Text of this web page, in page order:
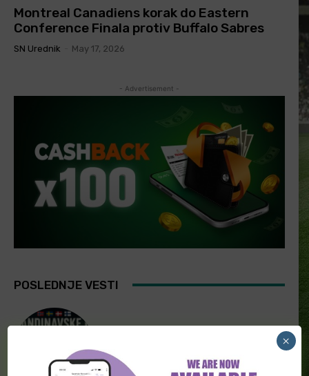
Montreal Canadiens korak do Eastern
Conference Finala protiv Buffalo Sabres
SN Urednik May 17, 2026
- Advertisement -
POSLEDNJE VESTI
[PREMIUM] Skandinavski fudbal 09.
Avgust
×